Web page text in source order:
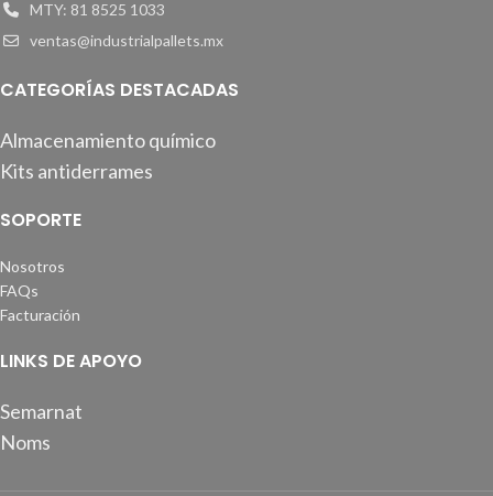
MTY: 81 8525 1033
ventas@industrialpallets.mx
CATEGORÍAS DESTACADAS
Almacenamiento químico
Kits antiderrames
SOPORTE
Nosotros
FAQs
Facturación
LINKS DE APOYO
Semarnat
Noms